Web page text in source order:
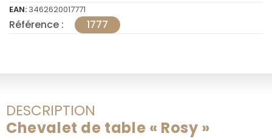
EAN: 3462620017771
Référence : 1777
DESCRIPTION
Chevalet de table « Rosy »